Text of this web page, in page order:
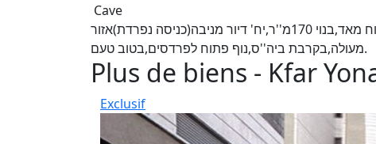
Cave
דו משפחתי,פינתי,7 חד',לאחר שיפוץ גדול ומקיף,מרווח מאד,בנוי 170מ''ר,יח' דיור מניבה(כניסה נפרדת)אזור
מעולה,בקרבת ביה''ס,נוף פתוח לפרדסים,בטוב טעם.
Plus de biens - Kfar
Exclusif